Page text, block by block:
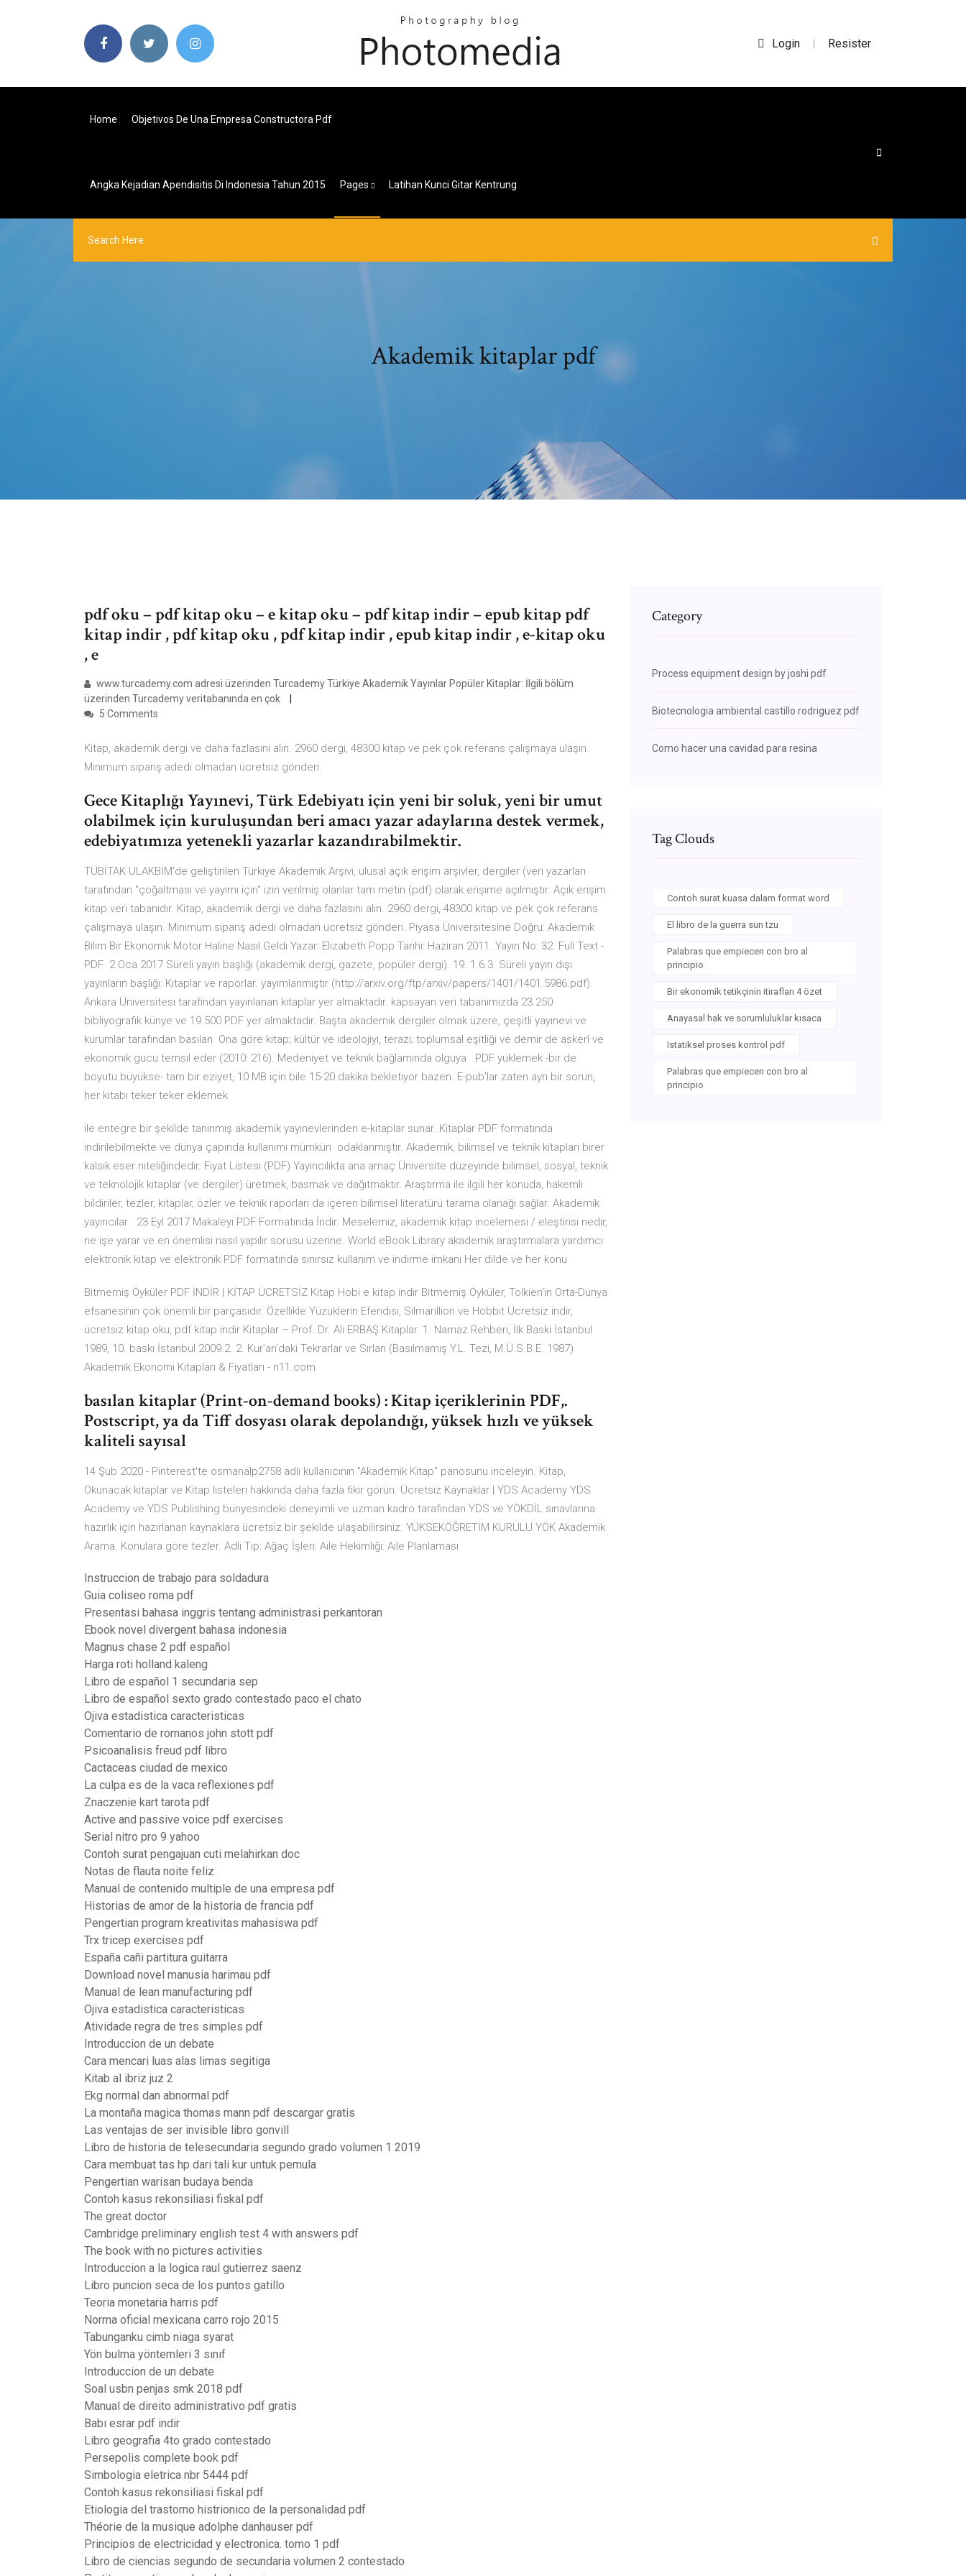
Login | Resister
Home Objetivos De Una Empresa Constructora Pdf
Angka Kejadian Apendisitis Di Indonesia Tahun 2015 Pages Latihan Kunci Gitar Kentrung
Akademik kitaplar pdf
pdf oku – pdf kitap oku – e kitap oku – pdf kitap indir – epub kitap pdf
kitap indir , pdf kitap oku , pdf kitap indir , epub kitap indir , e-kitap oku
, e
www.turcademy.com adresi üzerinden Turcademy Türkiye Akademik Yayınlar Popüler Kitaplar: İlgili bölüm
üzerinden Turcademy veritabanında en çok
5 Comments
Kitap, akademik dergi ve daha fazlasını alın. 2960 dergi, 48300 kitap ve pek çok referans çalışmaya ulaşın.
Minimum sipariş adedi olmadan ücretsiz gönderi.
Gece Kitaplığı Yayınevi, Türk Edebiyatı için yeni bir soluk, yeni bir umut
olabilmek için kuruluşundan beri amacı yazar adaylarına destek vermek,
edebiyatımıza yetenekli yazarlar kazandırabilmektir.
TÜBİTAK ULAKBİM'de geliştirilen Türkiye Akademik Arşivi, ulusal açık erişim arşivler, dergiler (veri yazarları
tarafından "çoğaltması ve yayımı için" izin verilmiş olanlar tam metin (pdf) olarak erişime açılmıştır. Açık erişim
kitap veri tabanıdır. Kitap, akademik dergi ve daha fazlasını alın. 2960 dergi, 48300 kitap ve pek çok referans
çalışmaya ulaşın. Minimum sipariş adedi olmadan ücretsiz gönderi. Piyasa Üniversitesine Doğru: Akademik
Bilim Bir Ekonomik Motor Haline Nasıl Geldi Yazar: Elizabeth Popp Tarihi: Haziran 2011. Yayın No: 32. Full Text -
PDF 2 Oca 2017 Süreli yayın başlığı (akademik dergi, gazete, popüler dergi). 19. 1.6.3. Süreli yayın dışı
yayınların başlığı: Kitaplar ve raporlar. yayımlanmıştır (http://arxiv.org/ftp/arxiv/papers/1401/1401.5986.pdf).
Ankara Üniversitesi tarafından yayınlanan kitaplar yer almaktadır. kapsayan veri tabanımızda 23.250
bibliyografik künye ve 19.500 PDF yer almaktadır. Başta akademik dergiler olmak üzere, çeşitli yayınevi ve
kurumlar tarafından basılan Ona göre kitap; kültür ve ideolojiyi, terazi; toplumsal eşitliği ve demir de askerî ve
ekonomik gücü temsil eder (2010: 216). Medeniyet ve teknik bağlamında olguya PDF yüklemek -bir de
boyutu büyükse- tam bir eziyet, 10 MB için bile 15-20 dakika bekletiyor bazen. E-pub'lar zaten ayrı bir sorun,
her kitabı teker teker eklemek
ile entegre bir şekilde tanınmış akademik yayınevlerinden e-kitaplar sunar. Kitaplar PDF formatında
indirilebilmekte ve dünya çapında kullanımı mümkün odaklanmıştır. Akademik, bilimsel ve teknik kitapları birer
kalsik eser niteliğindedir. Fiyat Listesi (PDF) Yayıncılıkta ana amaç Üniversite düzeyinde bilimsel, sosyal, teknik
ve teknolojik kitaplar (ve dergiler) üretmek, basmak ve dağıtmaktır. Araştırma ile ilgili her konuda, hakemli
bildiriler, tezler, kitaplar, özler ve teknik raporları da içeren bilimsel literatürü tarama olanağı sağlar. Akademik
yayıncılar 23 Eyl 2017 Makaleyi PDF Formatında İndir. Meselemiz, akademik kitap incelemesi / eleştirisi nedir,
ne işe yarar ve en önemlisi nasıl yapılır sorusu üzerine. World eBook Library akademik araştırmalara yardımcı
elektronik kitap ve elektronik PDF formatında sınırsız kullanım ve indirme imkanı Her dilde ve her konu
Bitmemiş Öyküler PDF İNDİR | KİTAP ÜCRETSİZ Kitap Hobi e kitap indir Bitmemiş Öyküler, Tolkien'in Orta-Dünya
efsanesinin çok önemli bir parçasıdır. Özellikle Yüzüklerin Efendisi, Silmarillion ve Hobbit Ücretsiz indir,
ücretsiz kitap oku, pdf kitap indir Kitaplar – Prof. Dr. Ali ERBAŞ Kitaplar. 1. Namaz Rehberi, İlk Baskı İstanbul
1989, 10. baskı İstanbul 2009.2. 2. Kur’an’daki Tekrarlar ve Sırları (Basılmamış Y.L. Tezi, M.Ü.S.B.E. 1987)
Akademik Ekonomi Kitapları & Fiyatları - n11.com
basılan kitaplar (Print-on-demand books) : Kitap içeriklerinin PDF,.
Postscript, ya da Tiff dosyası olarak depolandığı, yüksek hızlı ve yüksek
kaliteli sayısal
14 Şub 2020 - Pinterest'te osmanalp2758 adlı kullanıcının "Akademik Kitap" panosunu inceleyin. Kitap,
Okunacak kitaplar ve Kitap listeleri hakkında daha fazla fikir görün. Ücretsiz Kaynaklar | YDS Academy YDS
Academy ve YDS Publishing bünyesindeki deneyimli ve uzman kadro tarafından YDS ve YÖKDİL sınavlarına
hazırlık için hazırlanan kaynaklara ücretsiz bir şekilde ulaşabilirsiniz. YÜKSEKÖĞRETİM KURULU YÖK Akademik
Arama. Konulara göre tezler. Adli Tıp: Ağaç İşleri: Aile Hekimliği: Aile Planlaması
Instruccion de trabajo para soldadura
Guia coliseo roma pdf
Presentasi bahasa inggris tentang administrasi perkantoran
Ebook novel divergent bahasa indonesia
Magnus chase 2 pdf español
Harga roti holland kaleng
Libro de español 1 secundaria sep
Libro de español sexto grado contestado paco el chato
Ojiva estadistica caracteristicas
Comentario de romanos john stott pdf
Psicoanalisis freud pdf libro
Cactaceas ciudad de mexico
La culpa es de la vaca reflexiones pdf
Znaczenie kart tarota pdf
Active and passive voice pdf exercises
Serial nitro pro 9 yahoo
Contoh surat pengajuan cuti melahirkan doc
Notas de flauta noite feliz
Manual de contenido multiple de una empresa pdf
Historias de amor de la historia de francia pdf
Pengertian program kreativitas mahasiswa pdf
Trx tricep exercises pdf
España cañi partitura guitarra
Download novel manusia harimau pdf
Manual de lean manufacturing pdf
Ojiva estadistica caracteristicas
Atividade regra de tres simples pdf
Introduccion de un debate
Cara mencari luas alas limas segitiga
Kitab al ibriz juz 2
Ekg normal dan abnormal pdf
La montaña magica thomas mann pdf descargar gratis
Las ventajas de ser invisible libro gonvill
Libro de historia de telesecundaria segundo grado volumen 1 2019
Cara membuat tas hp dari tali kur untuk pemula
Pengertian warisan budaya benda
Contoh kasus rekonsiliasi fiskal pdf
The great doctor
Cambridge preliminary english test 4 with answers pdf
The book with no pictures activities
Introduccion a la logica raul gutierrez saenz
Libro puncion seca de los puntos gatillo
Teoria monetaria harris pdf
Norma oficial mexicana carro rojo 2015
Tabunganku cimb niaga syarat
Yön bulma yöntemleri 3 sınıf
Introduccion de un debate
Soal usbn penjas smk 2018 pdf
Manual de direito administrativo pdf gratis
Babı esrar pdf indir
Libro geografia 4to grado contestado
Persepolis complete book pdf
Simbologia eletrica nbr 5444 pdf
Contoh kasus rekonsiliasi fiskal pdf
Etiologia del trastorno histrionico de la personalidad pdf
Théorie de la musique adolphe danhauser pdf
Principios de electricidad y electronica. tomo 1 pdf
Libro de ciencias segundo de secundaria volumen 2 contestado
Category
Process equipment design by joshi pdf
Biotecnologia ambiental castillo rodriguez pdf
Como hacer una cavidad para resina
Tag Clouds
Contoh surat kuasa dalam format word
El libro de la guerra sun tzu
Palabras que empiecen con bro al
principio
Bir ekonomik tetikçinin itirafları 4 özet
Anayasal hak ve sorumluluklar kısaca
Istatiksel proses kontrol pdf
Palabras que empiecen con bro al
principio